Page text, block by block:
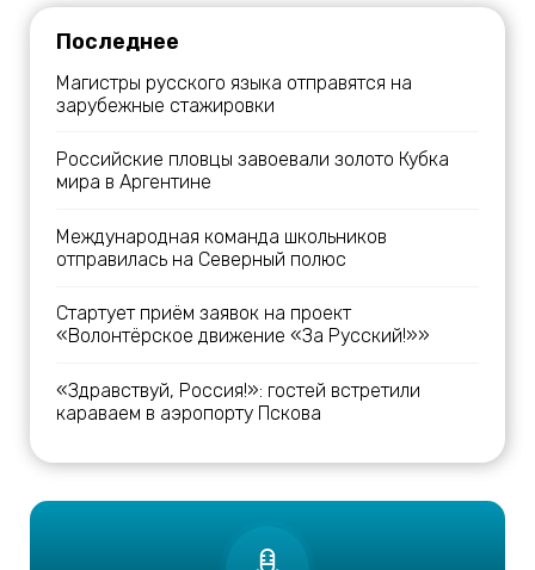
Последнее
Магистры русского языка отправятся на
зарубежные стажировки
Российские пловцы завоевали золото Кубка
мира в Аргентине
Международная команда школьников
отправилась на Северный полюс
Стартует приём заявок на проект
«Волонтёрское движение «За Русский!»»
«Здравствуй, Россия!»: гостей встретили
караваем в аэропорту Пскова